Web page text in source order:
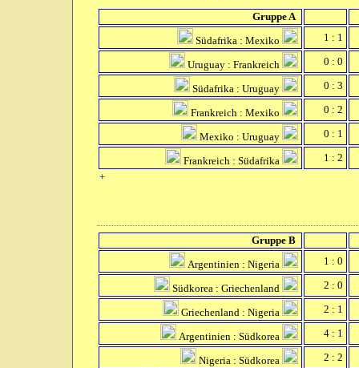
Gruppe A
Südafrika : Mexiko
1 : 1
Uruguay : Frankreich 0 : 0
Südafrika : Uruguay 0 : 3
Frankreich : Mexiko 0 : 2
Mexiko : Uruguay 0 : 1
Frankreich : Südafrika
1 : 2
+
Gruppe B
Argentinien : Nigeria
1 : 0
Südkorea : Griechenland 2 : 0
Griechenland : Nigeria 2 : 1
Argentinien : Südkorea 4 : 1
Nigeria : Südkorea 2 : 2